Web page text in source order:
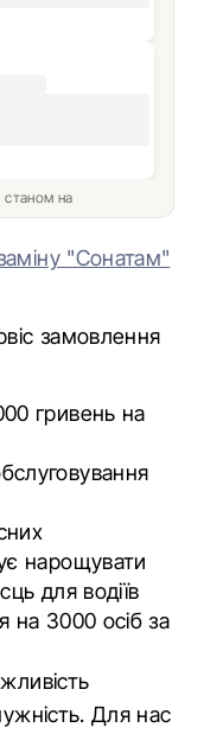
станом на
"Сонатам"
замовлення
гривень на
нарощувати
для водіїв
на 3000 осіб за
Для нас